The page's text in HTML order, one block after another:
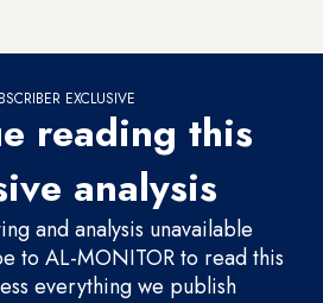
EXCLUSIVE
reading this
analysis
and analysis unavailable
to AL-MONITOR to read this
everything we publish